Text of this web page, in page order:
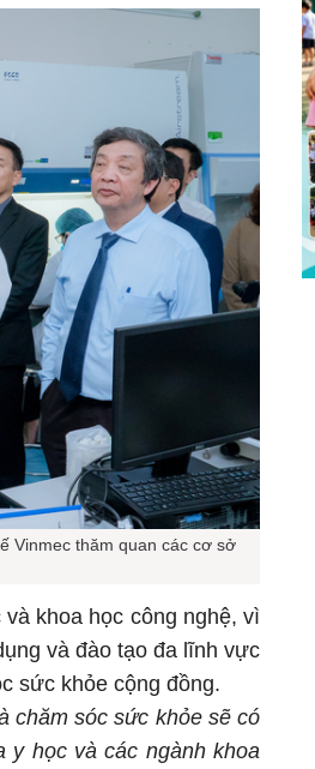
Vinmec thăm quan các cơ sở
khoa học công nghệ, vì
và đào tạo đa lĩnh vực
sức khỏe cộng đồng.
chăm sóc sức khỏe sẽ có
y học và các ngành khoa